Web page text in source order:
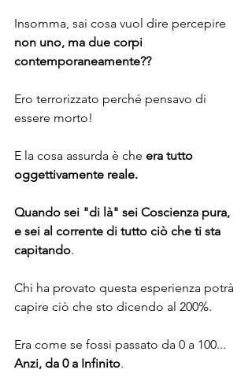
Insomma, sai cosa vuol dire percepire
non uno, ma due corpi
contemporaneamente??
Ero terrorizzato perché pensavo di
essere morto!
E la cosa assurda è che era tutto
oggettivamente reale.
Quando sei "di là" sei Coscienza pura,
e sei al corrente di tutto ciò che ti sta
capitando.
Chi ha provato questa esperienza potrà
capire ciò che sto dicendo al 200%.
Era come se fossi passato da 0 a 100...
Anzi, da 0 a Infinito.